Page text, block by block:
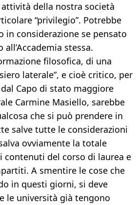
della nostra società
“privilegio”. Potrebbe
in considerazione se pensato
stessa.
filosofica, di una
laterale”, e cioè critico, per
Capo di stato maggiore
Carmine Masiello, sarebbe
che si può prendere in
salve tutte le considerazioni
ovviamente la totale
contenuti del corso di laurea e
A smentire le cose che
in questi giorni, si deve
le università già tengono